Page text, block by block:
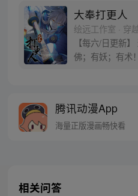
大奉打更人
绘远工作室 · 穿
【每六/日更新
佛；有妖；有术
者卖报小郎君同
799493374
腾讯动漫App
海量正版漫画畅快看
相关问答